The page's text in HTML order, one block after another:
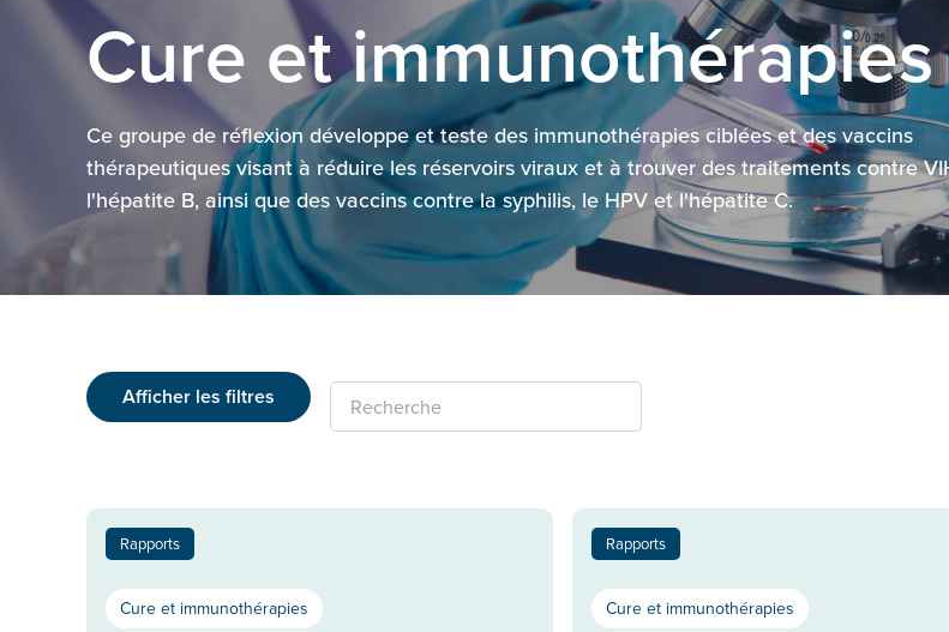
Cure et immunothérapies
Ce groupe de réflexion développe et teste des immunothérapies ciblées et des vaccins
thérapeutiques visant à réduire les réservoirs viraux et à trouver des traitements contre
l'hépatite B, ainsi que des vaccins contre la syphilis, le HPV et l'hépatite C.
Afficher les filtres Recherche
Rapports
Cure et immunothérapies
Rapports
Cure et immunothérapies